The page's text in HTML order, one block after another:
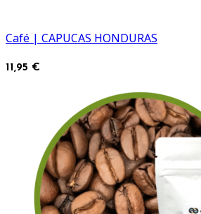
Café | CAPUCAS HONDURAS
11,95 €